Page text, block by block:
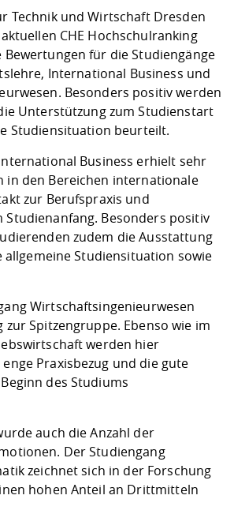
Vorbereitung
Checkliste zum
Studien- und
und Physik
Digitales Lernen
Fremdsprachen
Studieren in
Lebenslagen
Studentenwerk
Angebote der
Arbeit
Lehren,
Weiterbilden im
Formulare und
Internationale
Formulare und
FIS -
Prototyping und
Gründung und
Kooperationen
Kontakt &
Klimaschutz &
Förderverein
Gremien und
Informatik/
Landbau/
Maschinenbau
Unternehmen
Technik und Wirtschaft Dresden
CHE Hochschulranking
Bewertungen für die Studiengänge
International Business und
Besonders positiv werden
Unterstützung zum Studienstart
Studiensituation beurteilt.
Business erhielt sehr
in den Bereichen internationale
zur Berufspraxis und
Studienanfang. Besonders positiv
zudem die Ausstattung
allgemeine Studiensituation sowie
Wirtschaftsingenieurwesen
zur Spitzengruppe. Ebenso wie im
werden hier
Praxisbezug und die gute
des Studiums
auch die Anzahl der
Der Studiengang
zeichnet sich in der Forschung
hohen Anteil an Drittmitteln